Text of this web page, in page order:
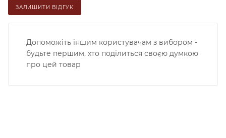
ЗАЛИШИТИ ВІДГУК
Допоможіть іншим користувачам з вибором -
будьте першим, хто поділиться своєю думкою
про цей товар